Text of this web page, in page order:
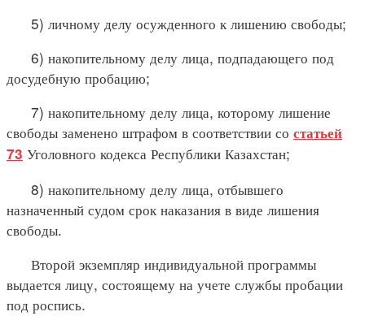
5) личному делу осужденного к лишению свободы;
6) накопительному делу лица, подпадающего под
досудебную пробацию;
7) накопительному делу лица, которому лишение
свободы заменено штрафом в соответствии со статьей
73 Уголовного кодекса Республики Казахстан;
8) накопительному делу лица, отбывшего
назначенный судом срок наказания в виде лишения
свободы.
Второй экземпляр индивидуальной программы
выдается лицу, состоящему на учете службы пробации
под роспись.